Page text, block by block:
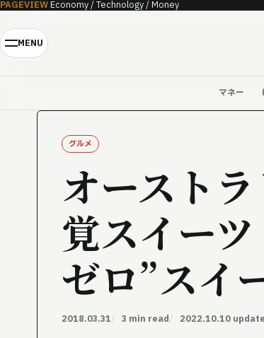
Skip to content
PAGEVIEWEconomy / Technology / Money
MENU
マネー
グルメ
オースト
覚スイー
ゼロ”スイ
2018.03.31 3 min read 2022.10.10 update